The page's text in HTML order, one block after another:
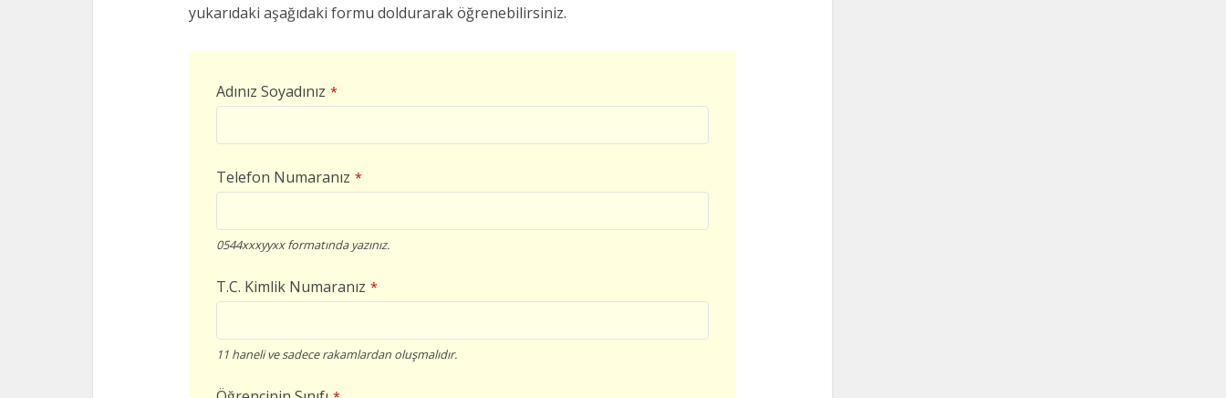
yukarıdaki aşağıdaki formu doldurarak öğrenebilirsiniz.
Adınız Soyadınız *
Telefon Numaranız *
0544xxxyyxx formatında yazınız.
T.C. Kimlik Numaranız *
11 haneli ve sadece rakamlardan oluşmalıdır.